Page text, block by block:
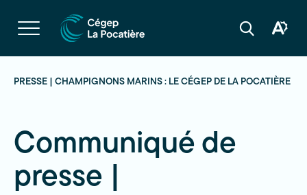
Ouvrir
la
navigation
Ouvrir
recherche
Ouvrir
PRESSE | CHAMPIGNONS MARINS : LE CÉGEP DE LA POCATIÈRE
Communiqué de
presse |